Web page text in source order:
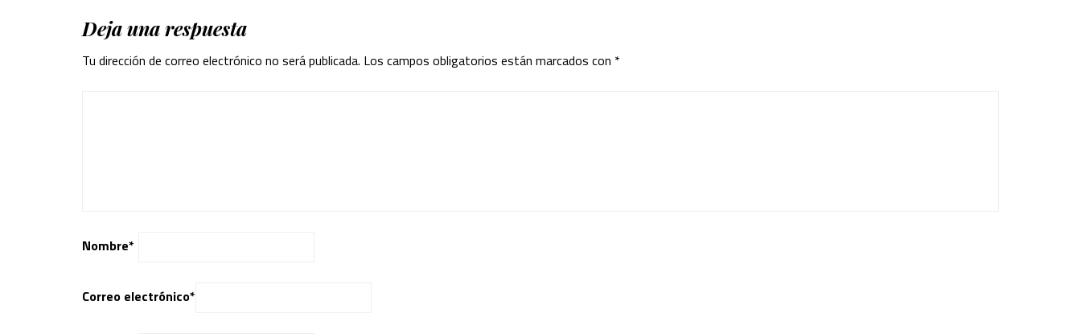
Deja una respuesta
Tu dirección de correo electrónico no será publicada. Los campos obligatorios están marcados con *
Nombre*
Correo electrónico*